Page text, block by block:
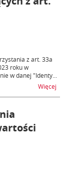
z art. 33a
roku w
w danej "Identy...
Więcej